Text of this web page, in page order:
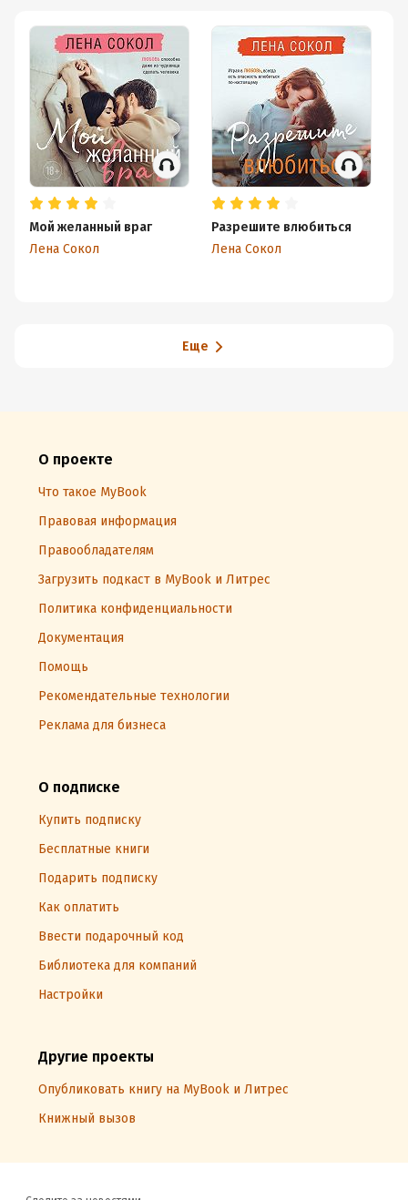
Мой желанный враг
Лена Сокол
Разрешите влюбиться
Лена Сокол
Еще
О проекте
Что такое MyBook
Правовая информация
Правообладателям
Загрузить подкаст в MyBook и Литрес
Политика конфиденциальности
Документация
Помощь
Рекомендательные технологии
Реклама для бизнеса
О подписке
Купить подписку
Бесплатные книги
Подарить подписку
Как оплатить
Ввести подарочный код
Библиотека для компаний
Настройки
Другие проекты
Опубликовать книгу на MyBook и Литрес
Книжный вызов